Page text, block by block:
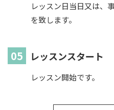
レッスン日当日又は、
を致します。
レッスンスタート
レッスン開始です。